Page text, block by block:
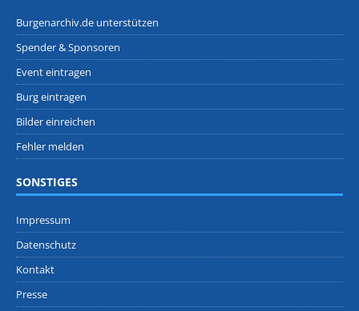
Burgenarchiv.de unterstützen
Spender & Sponsoren
Event eintragen
Burg eintragen
Bilder einreichen
Fehler melden
SONSTIGES
Impressum
Datenschutz
Kontakt
Presse